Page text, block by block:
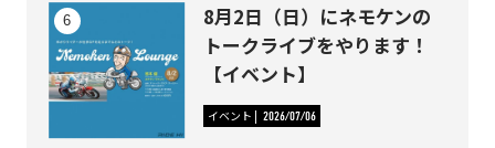
8月2日（日）にネモケンの
トークライブをやります！
【イベント】
イベント 2026/07/06